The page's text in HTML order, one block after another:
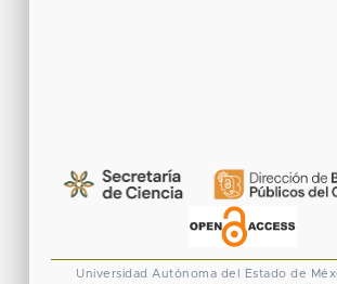
Universidad Autónoma del Estado de